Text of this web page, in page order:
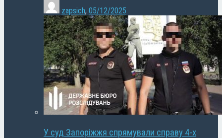
zapsich, 05/12/2025
У суд Запоріжжя спрямували справу 4-х